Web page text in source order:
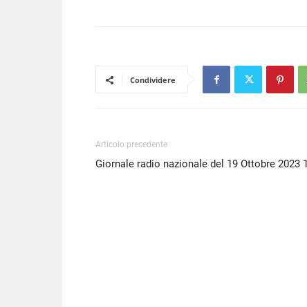
Condividere
Articolo precedente
Giornale radio nazionale del 19 Ottobre 2023